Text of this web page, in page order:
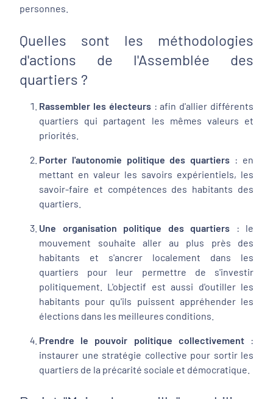
personnes.
Quelles sont les méthodologies
d'actions de l'Assemblée des
quartiers ?
Rassembler les électeurs : afin d'allier différents
quartiers qui partagent les mêmes valeurs et
priorités.
Porter l'autonomie politique des quartiers : en
mettant en valeur les savoirs expérientiels, les
savoir-faire et compétences des habitants des
quartiers.
Une organisation politique des quartiers
: le
mouvement souhaite aller au plus près des
habitants et s'ancrer localement dans les
quartiers pour leur permettre de s'investir
politiquement. L'objectif est aussi d'outiller les
habitants pour qu'ils puissent appréhender les
élections dans les meilleures conditions.
Prendre le pouvoir politique collectivement
:
instaurer une stratégie collective pour sortir les
quartiers de la précarité sociale et démocratique.